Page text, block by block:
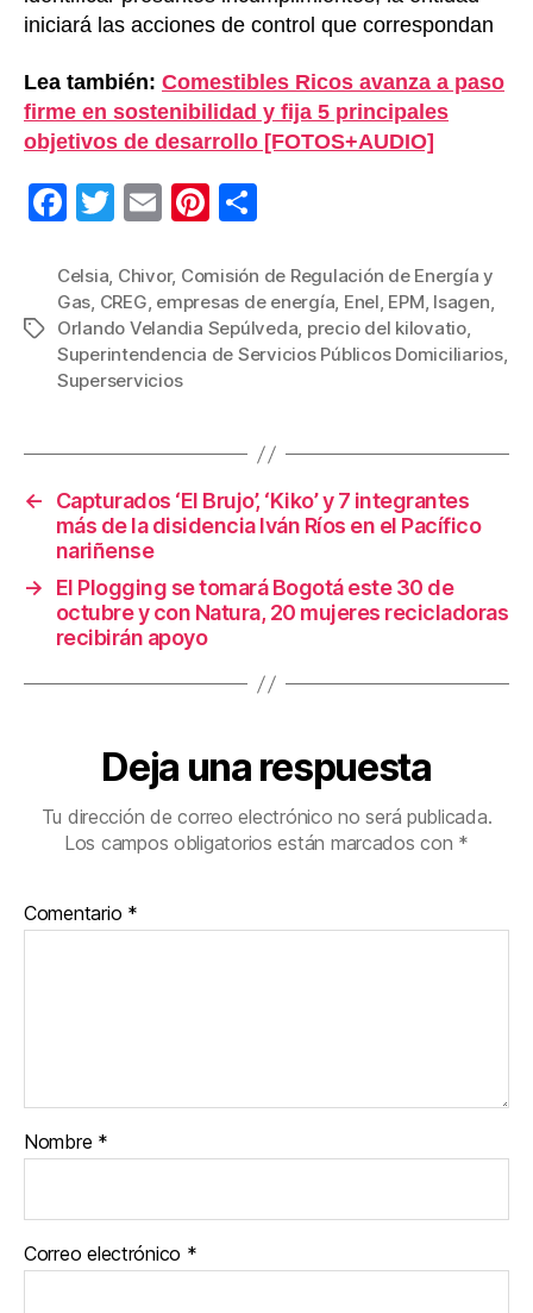
iniciará las acciones de control que correspondan
Lea también: Comestibles Ricos avanza a paso
firme en sostenibilidad y fija 5 principales
objetivos de desarrollo [FOTOS+AUDIO]
F
c
e
b
o
k
T
tt
er
E
ail
Pi
er
e
st
m
p
ar
Etiquetas
Celsia, Chivor, Comisión de Regulación de Energía y
Gas, CREG, empresas de energía, Enel, EPM, Isagen,
Orlando Velandia Sepúlveda, precio del kilovatio,
Superintendencia de Servicios Públicos Domiciliarios,
Superservicios
←
Capturados ‘El Brujo’, ‘Kiko’ y 7 integrantes
más de la disidencia Iván Ríos en el Pacífico
nariñense
→
El Plogging se tomará Bogotá este 30 de
octubre y con Natura, 20 mujeres recicladoras
recibirán apoyo
Deja una respuesta
Tu dirección de correo electrónico no será publicada.
Los campos obligatorios están marcados con *
Comentario *
Nombre *
Correo electrónico *